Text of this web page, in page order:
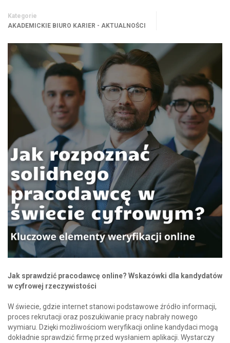
Kategorie
AKADEMICKIE BIURO KARIER - AKTUALNOŚCI
Jak sprawdzić pracodawcę online? Wskazówki dla kandydatów
w cyfrowej rzeczywistości
W świecie, gdzie internet stanowi podstawowe źródło informacji,
proces rekrutacji oraz poszukiwanie pracy nabrały nowego
wymiaru. Dzięki możliwościom weryfikacji online kandydaci mogą
dokładnie sprawdzić firmę przed wysłaniem aplikacji. Wystarczy